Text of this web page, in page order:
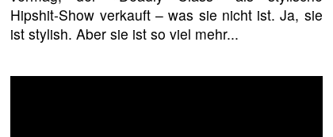
Hipshit-Show verkauft – was sie nicht ist. Ja, sie
ist stylish. Aber sie ist so viel mehr...